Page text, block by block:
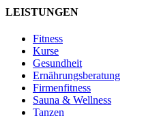
LEISTUNGEN
Fitness
Kurse
Gesundheit
Ernährungsberatung
Firmenfitness
Sauna & Wellness
Tanzen